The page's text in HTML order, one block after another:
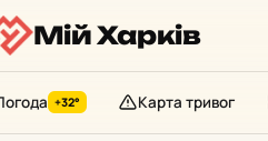
Мій Харків
+32° Карта тривог